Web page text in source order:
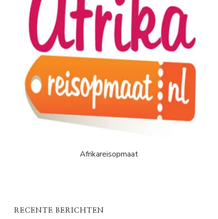
Afrikareisopmaat
RECENTE BERICHTEN